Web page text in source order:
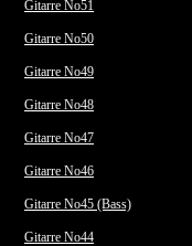
Gitarre No51
Gitarre No50
Gitarre No49
Gitarre No48
Gitarre No47
Gitarre No46
Gitarre No45 (Bass)
Gitarre No44